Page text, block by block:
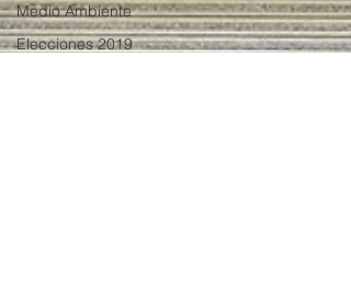
Medio Ambiente
Elecciones 2019